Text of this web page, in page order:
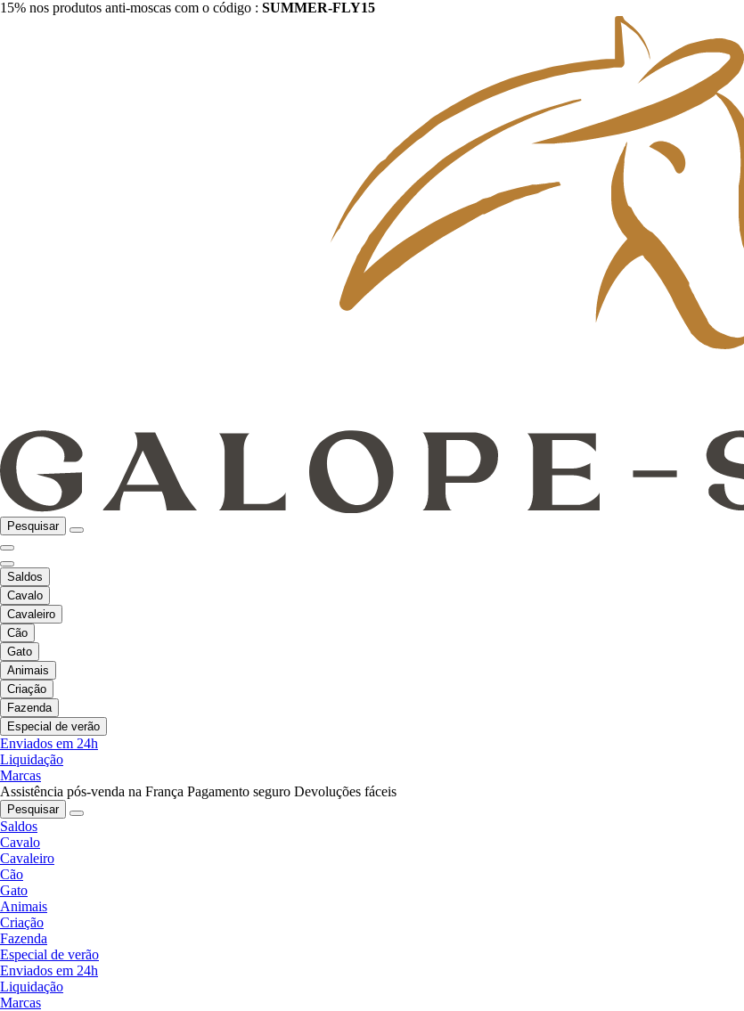
15% nos produtos anti-moscas com o código : SUMMER-FLY15
Pesquisar
Saldos
Cavalo
Cavaleiro
Cão
Gato
Animais
Criação
Fazenda
Especial de verão
Enviados em 24h
Liquidação
Marcas
Assistência pós-venda na França Pagamento seguro Devoluções fáceis
Pesquisar
Saldos
Cavalo
Cavaleiro
Cão
Gato
Animais
Criação
Fazenda
Especial de verão
Enviados em 24h
Liquidação
Marcas